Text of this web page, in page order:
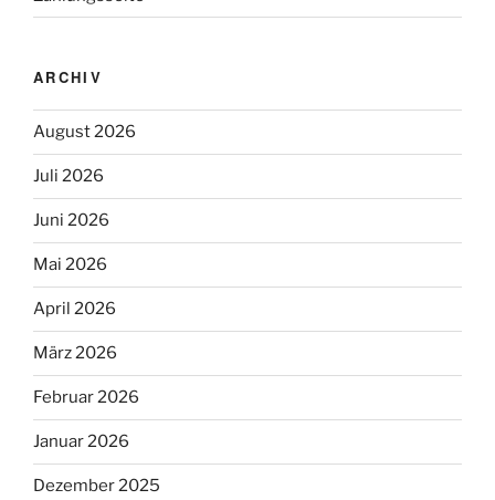
ARCHIV
August 2026
Juli 2026
Juni 2026
Mai 2026
April 2026
März 2026
Februar 2026
Januar 2026
Dezember 2025